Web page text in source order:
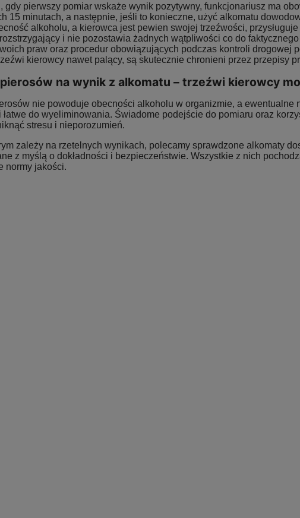
gdy pierwszy pomiar wskaże wynik pozytywny, funkcjonariusz ma
15 minutach, a następnie, jeśli to konieczne, użyć alkomatu
alkoholu, a kierowca jest pewien swojej trzeźwości,
i nie pozostawia żadnych wątpliwości co do
praw oraz procedur obowiązujących podczas kontroli drogowej
kierowcy nawet palący, są skutecznie chronieni przez przepisy
na wynik z alkomatu – trzeźwi kierowcy
nie powoduje obecności alkoholu w organizmie, a ewentualne
i łatwe do wyeliminowania. Świadome podejście do pomiaru oraz
stresu i nieporozumień.
zależy na rzetelnych wynikach, polecamy sprawdzone alkomaty
z myślą o dokładności i bezpieczeństwie. Wszystkie z nich
normy jakości.